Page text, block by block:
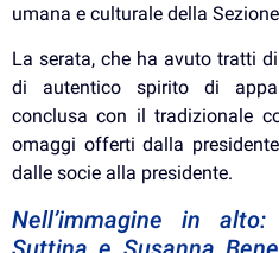
umana e culturale della
La serata, che ha avuto tratti
di autentico spirito di
conclusa con il tradizionale
omaggi offerti dalla
dalle socie alla presidente.
Nell’immagine in